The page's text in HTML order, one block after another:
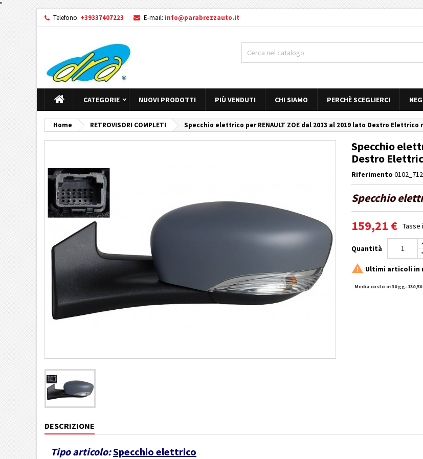
"
Telefono: +39337407223 E-mail: info@parabrezzauto.it
CATEGORIE NUOVI PRODOTTI PIÙ VENDUTI CHI SIAMO PERCHÈ SCEGLIERCI
Home RETROVISORI COMPLETI Specchio elettrico per RENAULT ZOE dal 2013 al 2019 lato Destro
Specchio
Destro
Riferimento
Specchio
159,21 € Tasse
Quantità
 Ultimi articoli in
Media costo in 30 gg. 130,50
DESCRIZIONE
Tipo articolo:Specchio elettrico